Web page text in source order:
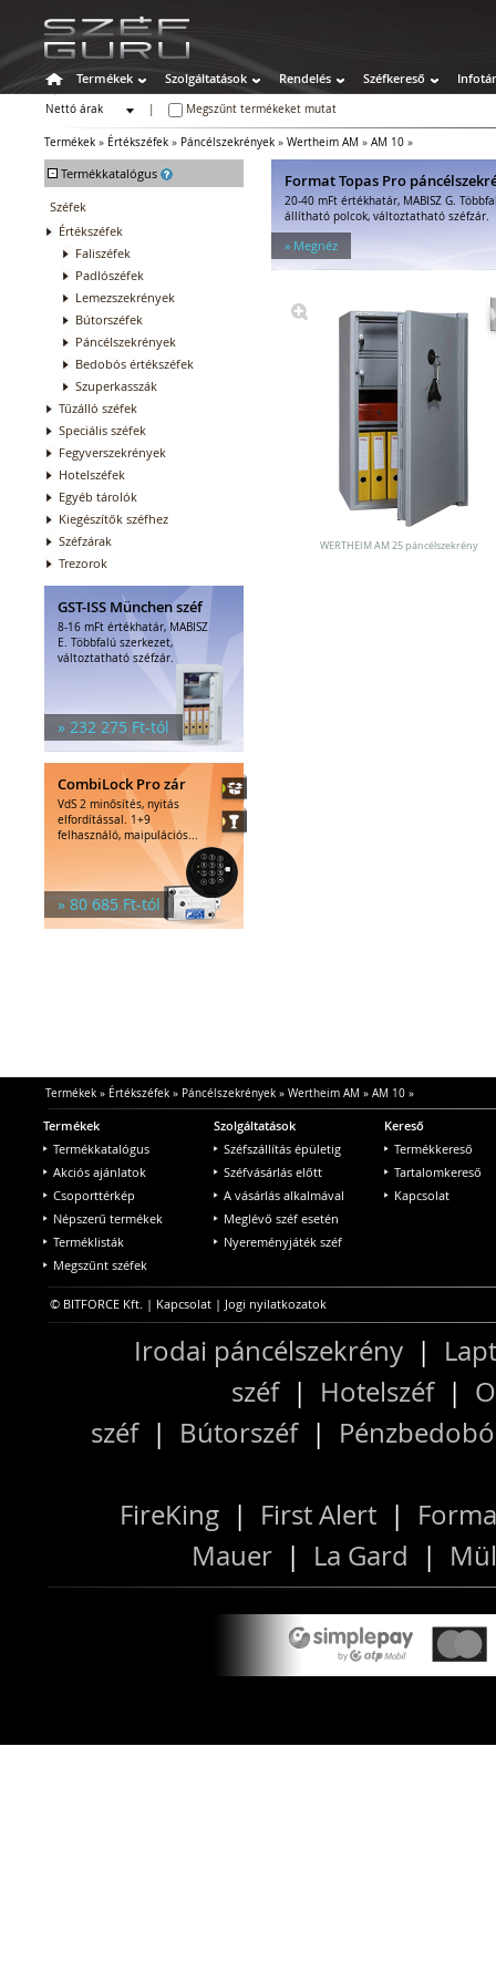
Termékek Szolgáltatások Rendelés Széfkereső Infotár
Nettó árak
Megszűnt termékeket mutat
Termékek » Értékszéfek » Páncélszekrények » Wertheim AM » AM 10 »
- Termékkatalógus
Széfek
Értékszéfek
Faliszéfek
Padlószéfek
Lemezszekrények
Bútorszéfek
Páncélszekrények
Bedobós értékszéfek
Szuperkasszák
Tűzálló széfek
Speciális széfek
Fegyverszekrények
Hotelszéfek
Egyéb tárolók
Kiegészítők széfhez
Széfzárak
Trezorok
GST-ISS München széf
8-16 mFt értékhatár, MABISZ
E. Többfalú szerkezet,
változtatható széfzár.
» 232 275 Ft-tól
CombiLock Pro zár
VdS 2 minősítés, nyitás
elfordítással. 1+9
felhasználó, maipulációs...
» 80 685 Ft-tól
Format Topas Pro
20-40 mFt értékhatár, MABISZ G.
állítható polcok, változtatható széfzár.
» Megnéz
WERTHEIM AM 25 páncélszekrény
Termékek» Értékszéfek» Páncélszekrények» Wertheim AM » AM 10»
Termékek
Termékkatalógus
Akciós ajánlatok
Csoporttérkép
Népszerű termékek
Terméklisták
Megszűnt széfek
Szolgáltatások
Széfszállítás épületig
Széfvásárlás előtt
A vásárlás alkalmával
Meglévő széf esetén
Nyereményjáték széf
Kereső
Termékkereső
Tartalomkereső
Kapcsolat
© BITFORCE Kft. | Kapcsolat | Jogi nyilatkozatok
Irodai páncélszekrény |
széf| Hotelszéf|
széf| Bútorszéf|
FireKing | First Alert |
Mauer | La Gard |